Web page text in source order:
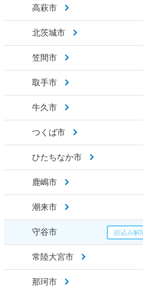
高萩市
北茨城市
笠間市
取手市
牛久市
つくば市
ひたちなか市
鹿嶋市
潮来市
守谷市
常陸大宮市
那珂市